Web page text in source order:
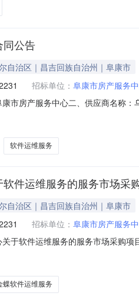
同公告
自治区｜昌吉回族自治州｜阜康市
招标单位： 阜康市房产服务
市房产服务中心二、供应商名称
：七、其它事项：详见附件中的
软件运维服务
件运维服务的服务市场采
自治区｜昌吉回族自治州｜阜康市
招标单位： 阜康市房产服务
于软件运维服务的服务市场采购
政区划名称:新疆维吾尔自治区昌
蝶软件运维服务